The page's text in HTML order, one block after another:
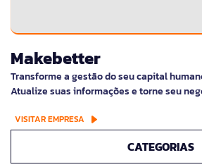
Makebetter
Transforme a gestão do seu capital
Atualize suas informações e torne seu
VISITAR EMPRESA
CATEGORIAS